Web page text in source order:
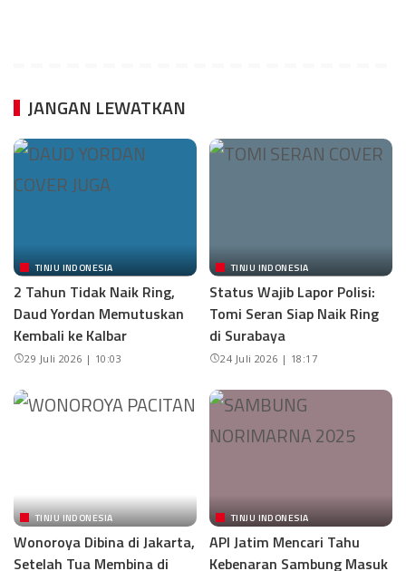
JANGAN LEWATKAN
TINJU INDONESIA
2 Tahun Tidak Naik Ring,
Daud Yordan Memutuskan
Kembali ke Kalbar
29 Juli 2026 | 10:03
TINJU INDONESIA
Status Wajib Lapor Polisi:
Tomi Seran Siap Naik Ring
di Surabaya
24 Juli 2026 | 18:17
TINJU INDONESIA
Wonoroya Dibina di Jakarta,
Setelah Tua Membina di
TINJU INDONESIA
API Jatim Mencari Tahu
Kebenaran Sambung Masuk